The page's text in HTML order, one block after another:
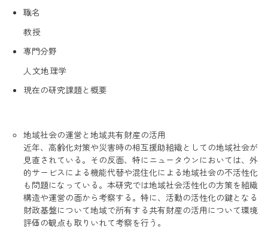
職名
教授
専門分野
人文地理学
現在の研究課題と概要
地域社会の運営と地域共有財産の活用
近年、高齢化対策や災害時の相互援助組織としての地域社会が
見直されている。その反面、特にニュータウンにおいては、外
的サービスによる機能代替や混住化による地域社会の不活性化
も問題になっている。本研究では地域社会活性化の方策を組織
構造や運営の面から考察する。特に、活動の活性化の鍵となる
財政基盤について地域で所有する共有財産の活用について環境
評価の観点も取りいれて考察を行う。